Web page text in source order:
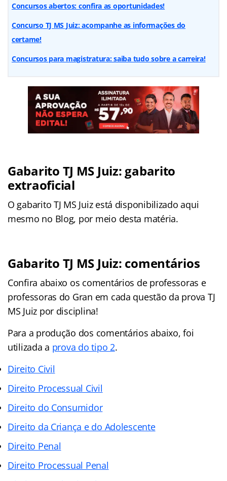
Concursos abertos: confira as oportunidades!
Concurso TJ MS Juiz: acompanhe as informações do
certame!
Concursos para magistratura: saiba tudo sobre a carreira!
Gabarito TJ MS Juiz: gabarito
extraoficial
O gabarito TJ MS Juiz está disponibilizado aqui
mesmo no Blog, por meio desta matéria.
Gabarito TJ MS Juiz: comentários
Confira abaixo os comentários de professoras e
professoras do Gran em cada questão da prova TJ
MS Juiz por disciplina!
Para a produção dos comentários abaixo, foi
utilizada a prova do tipo 2.
Direito Civil
Direito Processual Civil
Direito do Consumidor
Direito da Criança e do Adolescente
Direito Penal
Direito Processual Penal